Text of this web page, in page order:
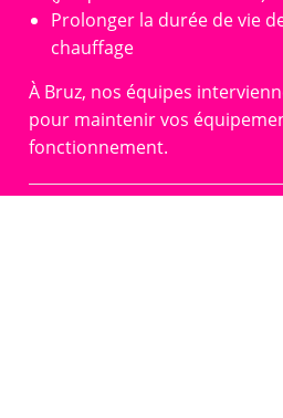
Prolonger la durée de vie
chauffage
À Bruz, nos équipes
pour maintenir vos
fonctionnement.